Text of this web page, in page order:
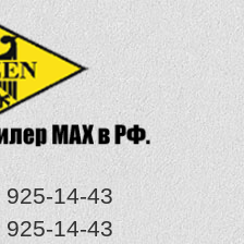
925-14-43
925-14-43